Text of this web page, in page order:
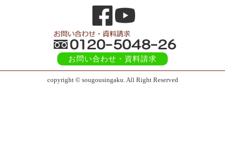
お問い合わせ ・資料請求
copyright © sougousingaku. All Right Reserved